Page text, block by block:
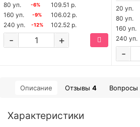
80 уп.
-6%
109.51 р.
160 уп.
-9%
106.02 р.
240 уп.
-12% 102.52 р.
+
-
20 уп.
80 уп.
160 уп.
240 уп.
-
Описание Отзывы 4 Вопросы
Характеристики